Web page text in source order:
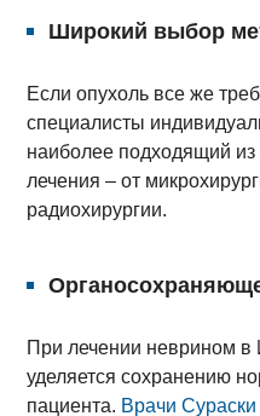
Широкий выбор
Если опухоль все же
специалисты
наиболее подходящий
лечения – от
радиохирургии.
При лечении неврином
уделяется сохранению
пациента. Врачи Сураски